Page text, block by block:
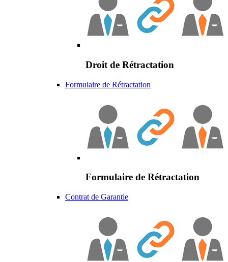
Droit de Rétractation
Formulaire de Rétractation
Formulaire de Rétractation
Contrat de Garantie